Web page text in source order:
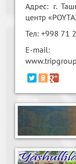
Адрес: г.
центр
Тел: +998 71
E-mail: